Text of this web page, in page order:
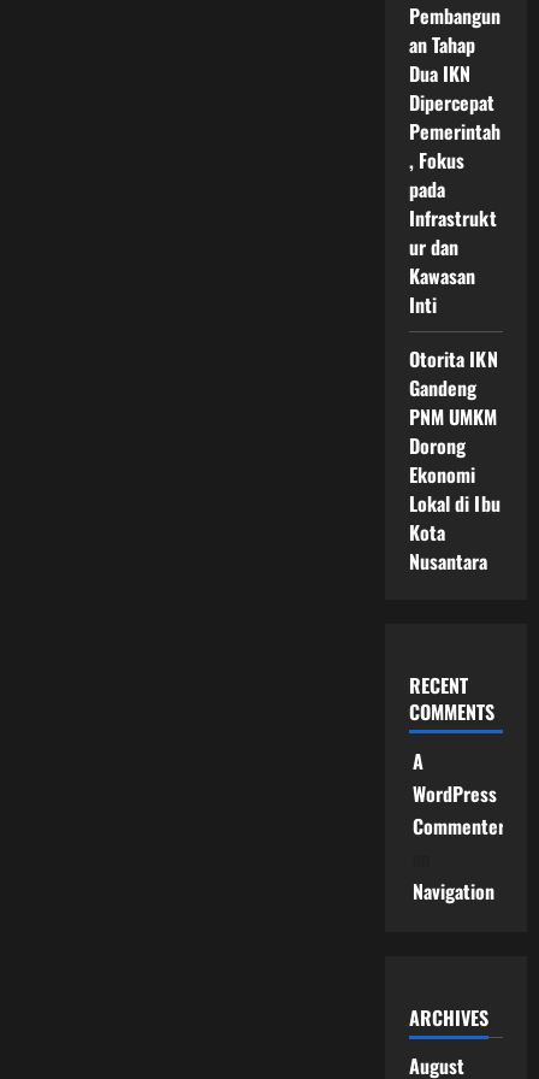
Pembangun
an Tahap
Dua IKN
Dipercepat
Pemerintah
, Fokus
pada
Infrastrukt
ur dan
Kawasan
Inti
Otorita IKN
Gandeng
PNM UMKM
Dorong
Ekonomi
Lokal di Ibu
Kota
Nusantara
RECENT
COMMENTS
A
WordPress
Commenter
Navigation
ARCHIVES
August